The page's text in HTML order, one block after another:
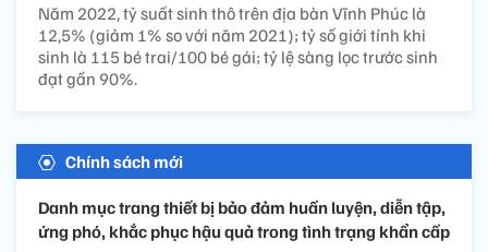
Năm 2022, tỷ suất sinh thô trên địa bàn Vĩnh Phúc là
12,5% (giảm 1% so với năm 2021); tỷ số giới tính khi
sinh là 115 bé trai/100 bé gái; tỷ lệ sàng lọc trước sinh
đạt gần 90%.
Chính sách mới
Danh mục trang thiết bị bảo đảm huấn luyện, diễn tập,
ứng phó, khắc phục hậu quả trong tình trạng khẩn cấp